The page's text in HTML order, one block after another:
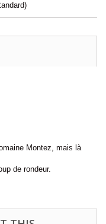
Montez, mais là
de rondeur.